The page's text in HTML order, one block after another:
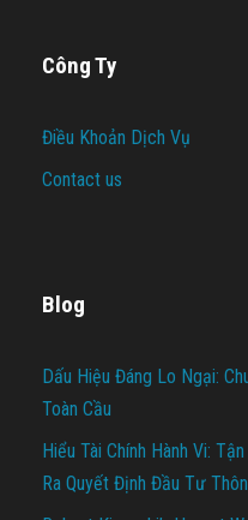
Công Ty
Điều Khoản Dịch Vụ
Contact us
Blog
Dấu Hiệu Đáng Lo Ngại:
Toàn Cầu
Hiểu Tài Chính Hành Vi:
Ra Quyết Định Đầu Tư